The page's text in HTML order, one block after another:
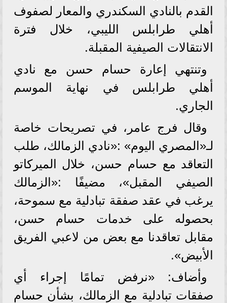
القدم بالنادي السكندري والمعار لصفوف
أهلي طرابلس الليبي، خلال فترة
الانتقالات الصيفية المقبلة.
وتنتهي إعارة حسام حسن مع نادي
أهلي طرابلس في نهاية الموسم
الجاري.
وقال فرج عامر، في تصريحات خاصة
لـ«المصري اليوم» :«نادي الزمالك، طلب
التعاقد مع حسام حسن، خلال الميركاتو
الصيفي المقبل»، مضيفًا :«الزمالك
يرغب في عقد صفقة تبادلية مع سموحة،
بحصوله على خدمات حسام حسن،
مقابل تعاقدنا مع بعض من لاعبي الفريق
الأبيض».
وأضاف: «نرفض تمامًا إجراء أي
صفقات تبادلية مع الزمالك، بشأن حسام